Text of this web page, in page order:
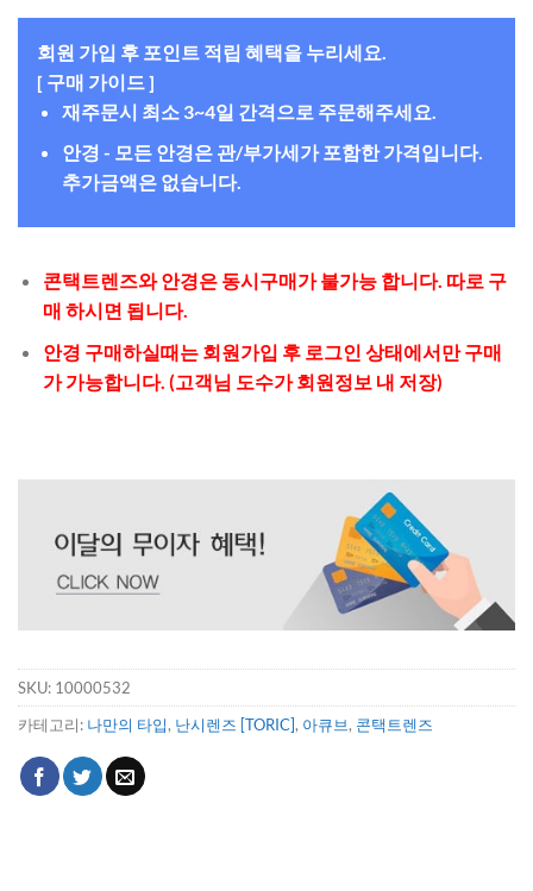
회원 가입 후 포인트 적립 혜택을 누리세요.
[ 구매 가이드 ]
재주문시 최소 3~4일 간격으로 주문해주세요.
안경 - 모든 안경은 관/부가세가 포함한 가격입니다.
추가금액은 없습니다.
콘택트렌즈와 안경은 동시구매가 불가능 합니다. 따로 구
매 하시면 됩니다.
안경 구매하실때는 회원가입 후 로그인 상태에서만 구매
가 가능합니다. (고객님 도수가 회원정보 내 저장)
SKU: 10000532
카테고리: 나만의 타입, 난시렌즈 [TORIC], 아큐브, 콘택트렌즈